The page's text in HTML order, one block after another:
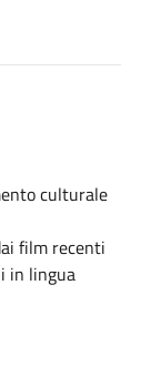
culturale
film recenti
in lingua